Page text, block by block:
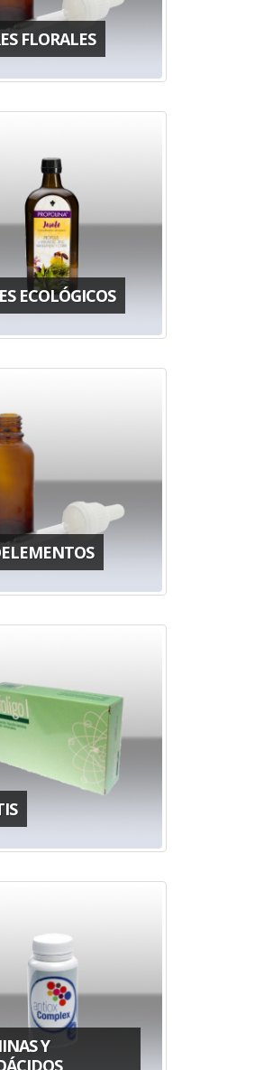
FLORALES
ECOLÓGICOS
Y